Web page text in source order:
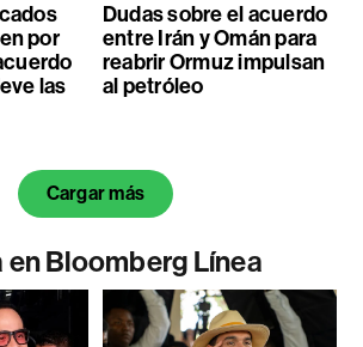
por
las
Dudas sobre el acuerdo
entre Irán y Omán para
reabrir Ormuz impulsan
al petróleo
Cargar más
en Bloomberg Línea